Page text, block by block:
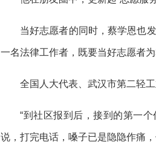
当好志愿者的同时，蔡学恩也
一名法律工作者，既要当好志愿者
全国人大代表、武汉市第二轻
“到社区报到后，接到的第一
说，打完电话，嗓子已是隐隐作痛